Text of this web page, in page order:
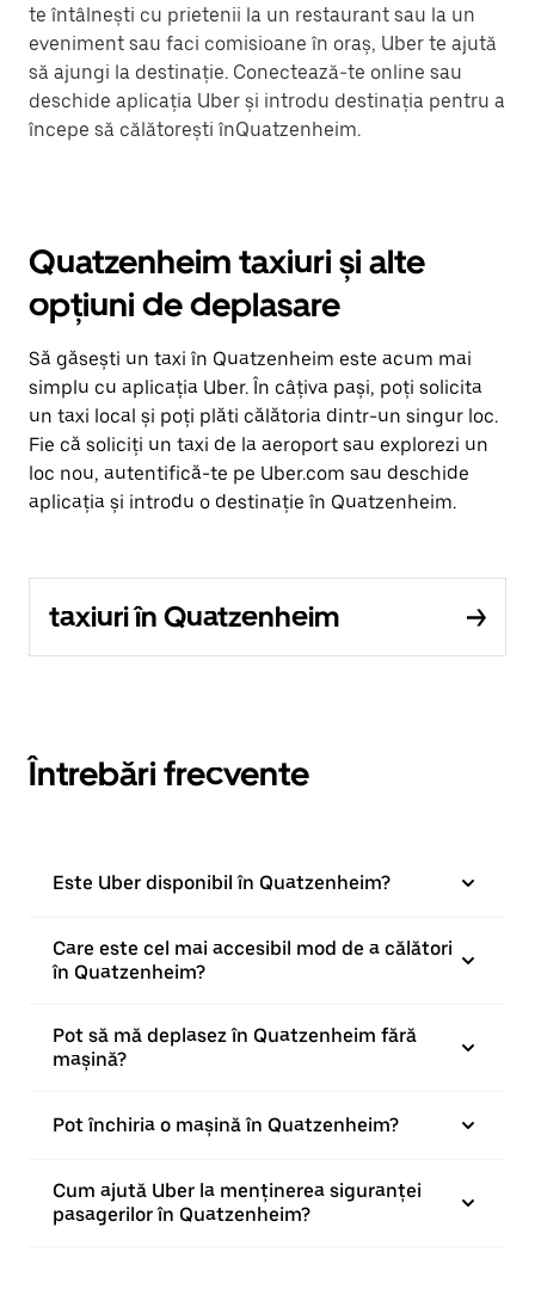
te întâlnești cu prietenii la un restaurant sau la un
eveniment sau faci comisioane în oraș, Uber te ajută
să ajungi la destinație. Conectează-te online sau
deschide aplicația Uber și introdu destinația pentru a
începe să călătorești înQuatzenheim.
Quatzenheim taxiuri și alte
opțiuni de deplasare
Să găsești un taxi în Quatzenheim este acum mai
simplu cu aplicația Uber. În câțiva pași, poți solicita
un taxi local și poți plăti călătoria dintr-un singur loc.
Fie că soliciți un taxi de la aeroport sau explorezi un
loc nou, autentifică-te pe Uber.com sau deschide
aplicația și introdu o destinație în Quatzenheim.
taxiuri în Quatzenheim
Întrebări frecvente
Este Uber disponibil în Quatzenheim?
Care este cel mai accesibil mod de a călători
în Quatzenheim?
Pot să mă deplasez în Quatzenheim fără
mașină?
Pot închiria o mașină în Quatzenheim?
Cum ajută Uber la menținerea siguranței
pasagerilor în Quatzenheim?